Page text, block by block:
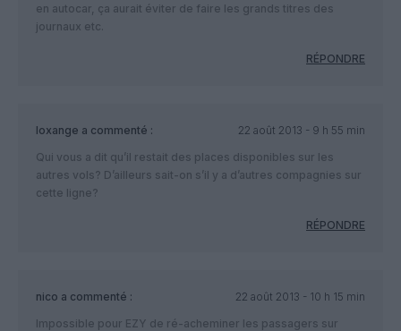
en autocar, ça aurait éviter de faire les grands titres des
journaux etc.
RÉPONDRE
loxange a commenté :
22 août 2013 - 9 h 55 min
Qui vous a dit qu’il restait des places disponibles sur les
autres vols? D’ailleurs sait-on s’il y a d’autres compagnies sur
cette ligne?
RÉPONDRE
nico a commenté :
22 août 2013 - 10 h 15 min
Impossible pour EZY de ré-acheminer les passagers sur